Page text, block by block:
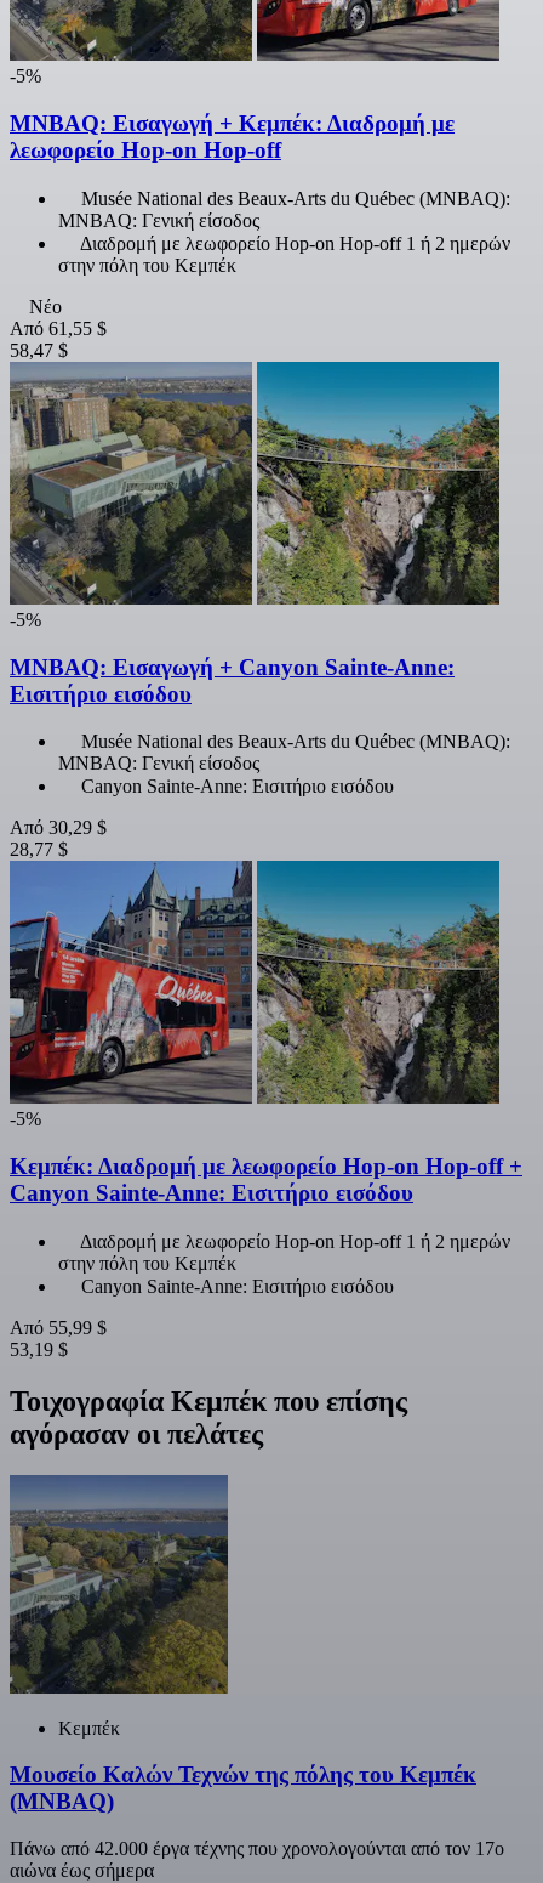
-5%
MNBAQ: Εισαγωγή + Κεμπέκ: Διαδρομή με
λεωφορείο Hop-on Hop-off
Musée National des Beaux-Arts du Québec (MNBAQ):
MNBAQ: Γενική είσοδος
Διαδρομή με λεωφορείο Hop-on Hop-off 1 ή 2 ημερών
στην πόλη του Κεμπέκ
Νέο
Από 61,55 $
58,47 $
-5%
MNBAQ: Εισαγωγή + Canyon Sainte-Anne:
Εισιτήριο εισόδου
Musée National des Beaux-Arts du Québec (MNBAQ):
MNBAQ: Γενική είσοδος
Canyon Sainte-Anne: Εισιτήριο εισόδου
Από 30,29 $
28,77 $
-5%
Κεμπέκ: Διαδρομή με λεωφορείο Hop-on Hop-off +
Canyon Sainte-Anne: Εισιτήριο εισόδου
Διαδρομή με λεωφορείο Hop-on Hop-off 1 ή 2 ημερών
στην πόλη του Κεμπέκ
Canyon Sainte-Anne: Εισιτήριο εισόδου
Από 55,99 $
53,19 $
Τοιχογραφία Κεμπέκ που επίσης
αγόρασαν οι πελάτες
Κεμπέκ
Μουσείο Καλών Τεχνών της πόλης του Κεμπέκ
(MNBAQ)
Πάνω από 42.000 έργα τέχνης που χρονολογούνται από τον 17ο
αιώνα έως σήμερα